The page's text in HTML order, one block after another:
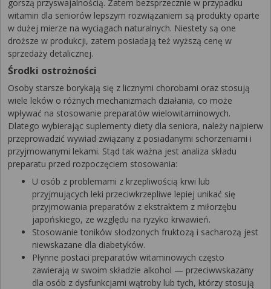
gorszą przyswajalnością. Zatem bezsprzecznie w przypadku
witamin dla seniorów lepszym rozwiązaniem są produkty oparte
w dużej mierze na wyciągach naturalnych. Niestety są one
droższe w produkcji, zatem posiadają też wyższą cenę w
sprzedaży detalicznej.
Środki ostrożności
Osoby starsze borykają się z licznymi chorobami oraz stosują
wiele leków o różnych mechanizmach działania, co może
wpływać na stosowanie preparatów wielowitaminowych.
Dlatego wybierając suplementy diety dla seniora, należy najpierw
przeprowadzić wywiad związany z posiadanymi schorzeniami i
przyjmowanymi lekami. Stąd tak ważna jest analiza składu
preparatu przed rozpoczęciem stosowania:
U osób z problemami z krzepliwością krwi lub
przyjmujących leki przeciwkrzepliwe lepiej unikać się
przyjmowania preparatów z ekstraktem z miłorzębu
japońskiego, ze względu na ryzyko krwawień.
Stosowanie toników słodzonych fruktozą i sacharozą jest
niewskazane dla diabetyków.
Płynne postaci preparatów witaminowych często
zawierają w swoim składzie alkohol — przeciwwskazany
dla osób z dysfunkcjami wątroby lub tych, którzy stosują